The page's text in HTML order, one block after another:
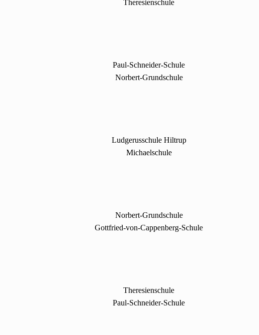
Theresienschule
Paul-Schneider-Schule
Norbert-Grundschule
Ludgerusschule Hiltrup
Michaelschule
Norbert-Grundschule
Gottfried-von-Cappenberg-Schule
Theresienschule
Paul-Schneider-Schule